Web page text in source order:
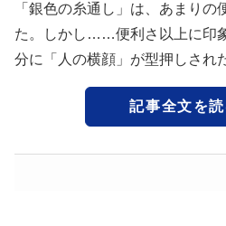
「銀色の糸通し」は、あまりの
た。しかし……便利さ以上に印
分に「人の横顔」が型押しされ
記事全文を